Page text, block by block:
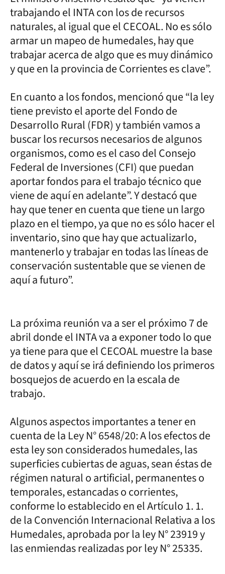
trabajando el INTA con los de recursos
naturales, al igual que el CECOAL. No es sólo
armar un mapeo de humedales, hay que
trabajar acerca de algo que es muy dinámico
y que en la provincia de Corrientes es clave”.
En cuanto a los fondos, mencionó que “la ley
tiene previsto el aporte del Fondo de
Desarrollo Rural (FDR) y también vamos a
buscar los recursos necesarios de algunos
organismos, como es el caso del Consejo
Federal de Inversiones (CFI) que puedan
aportar fondos para el trabajo técnico que
viene de aquí en adelante”. Y destacó que
hay que tener en cuenta que tiene un largo
plazo en el tiempo, ya que no es sólo hacer el
inventario, sino que hay que actualizarlo,
mantenerlo y trabajar en todas las líneas de
conservación sustentable que se vienen de
aquí a futuro”.
La próxima reunión va a ser el próximo 7 de
abril donde el INTA va a exponer todo lo que
ya tiene para que el CECOAL muestre la base
de datos y aquí se irá definiendo los primeros
bosquejos de acuerdo en la escala de
trabajo.
Algunos aspectos importantes a tener en
cuenta de la Ley N° 6548/20: A los efectos de
esta ley son considerados humedales, las
superficies cubiertas de aguas, sean éstas de
régimen natural o artificial, permanentes o
temporales, estancadas o corrientes,
conforme lo establecido en el Artículo 1. 1.
de la Convención Internacional Relativa a los
Humedales, aprobada por la ley N° 23919 y
las enmiendas realizadas por ley N° 25335.